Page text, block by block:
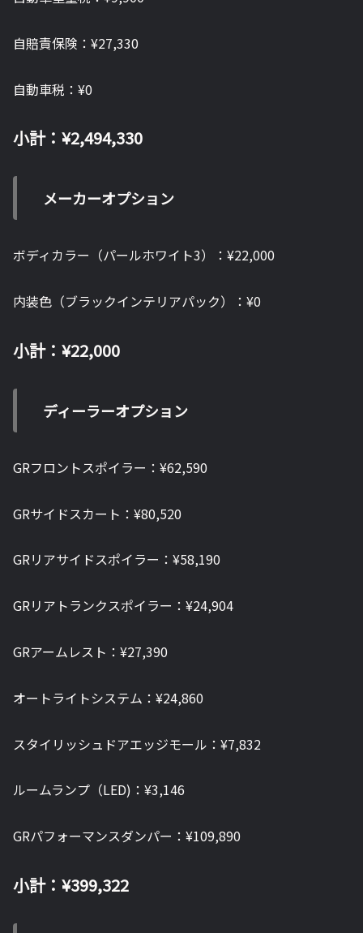
自賠責保険：¥27,330
自動車税：¥0
小計：¥2,494,330
メーカーオプション
ボディカラー（パールホワイト3）：¥22,000
内装色（ブラックインテリアパック）：¥0
小計：¥22,000
ディーラーオプション
GRフロントスポイラー：¥62,590
GRサイドスカート：¥80,520
GRリアサイドスポイラー：¥58,190
GRリアトランクスポイラー：¥24,904
GRアームレスト：¥27,390
オートライトシステム：¥24,860
スタイリッシュドアエッジモール：¥7,832
ルームランプ（LED)：¥3,146
GRパフォーマンスダンパー：¥109,890
小計：¥399,322